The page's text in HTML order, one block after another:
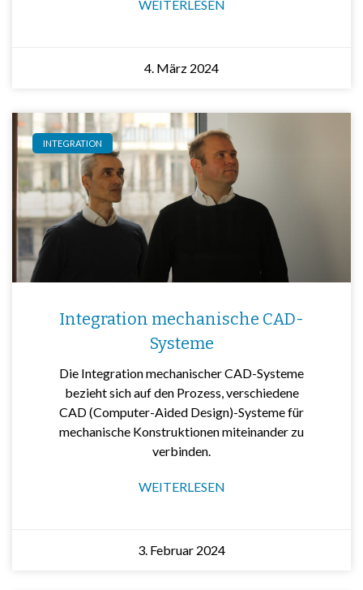
WEITERLESEN
4. März 2024
INTEGRATION
Integration mechanische CAD-
Systeme
Die Integration mechanischer CAD-Systeme
bezieht sich auf den Prozess, verschiedene
CAD (Computer-Aided Design)-Systeme für
mechanische Konstruktionen miteinander zu
verbinden.
WEITERLESEN
3. Februar 2024